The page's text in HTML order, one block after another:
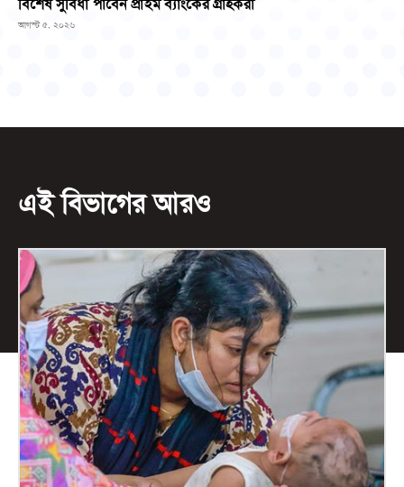
বিশেষ সুবিধা পাবেন প্রাইম ব্যাংকের গ্রাহকরা
আগস্ট ৫, ২০২৬
এই বিভাগের আরও